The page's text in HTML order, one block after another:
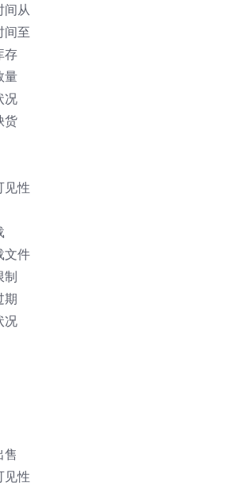
间从
间至
存
量
况
货
见性
文件
制
期
况
售
见性